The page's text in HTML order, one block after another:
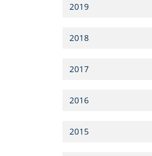
2019
2018
2017
2016
2015